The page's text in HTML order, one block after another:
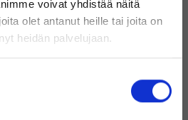
voivat yhdistää näitä
olet antanut heille tai joita on
heidän palvelujaan.
on pysyvämpi osa tietokonetta,
päivittää tietokoneen suorituskyvyn
verkkokauppaan!